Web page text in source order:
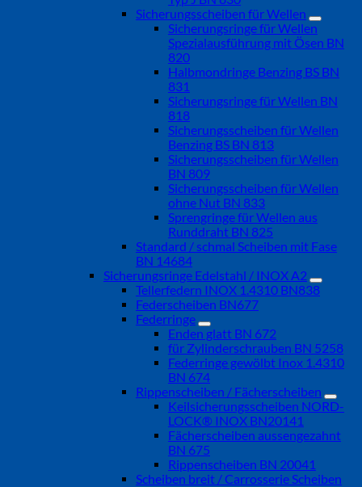
Sicherungsscheiben für Wellen
Sicherungsringe für Wellen
Spezialausführung mit Ösen BN
820
Halbmondringe Benzing BS BN
831
Sicherungsringe für Wellen BN
818
Sicherungsscheiben für Wellen
Benzing BS BN 813
Sicherungsscheiben für Wellen
BN 809
Sicherungsscheiben für Wellen
ohne Nut BN 833
Sprengringe für Wellen aus
Runddraht BN 825
Standard / schmal Scheiben mit Fase
BN 14684
Sicherungsringe Edelstahl / INOX A2
Tellerfedern INOX 1.4310 BN838
Federscheiben BN677
Federringe
Enden glatt BN 672
für Zylinderschrauben BN 5258
Federringe gewölbt Inox 1.4310
BN 674
Rippenscheiben / Fächerscheiben
Keilsicherungsscheiben NORD-
LOCK® INOX BN20141
Fächerscheiben aussengezahnt
BN 675
Rippenscheiben BN 20041
Scheiben breit / Carrosserie Scheiben